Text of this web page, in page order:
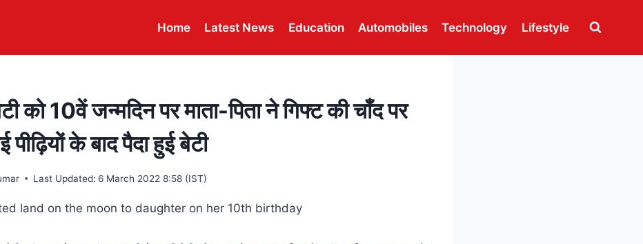
Home Latest News Education Automobiles Technology Lifestyle
को 10वें जन्मदिन पर माता-पिता ने गिफ्ट की चाँद पर
के बाद पैदा हुई बेटी
Last Updated: 6 March 2022 8:58 (IST)